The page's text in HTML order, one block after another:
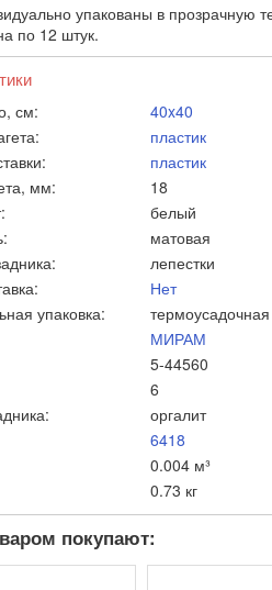
упакованы в прозрачную
по 12 штук.
см:
40x40
пластик
пластик
мм:
18
белый
матовая
лепестки
Нет
упаковка:
МИРАМ
5-44560
6
оргалит
6418
0.004 м³
0.73 кг
покупают: